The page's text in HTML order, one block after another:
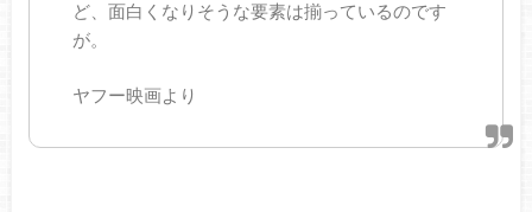
ど、面白くなりそうな要素は揃っているのです
が。
ヤフー映画より